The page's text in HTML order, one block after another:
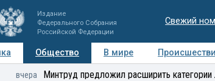
Издание
Федерального Собрания
Российской Федерации
Свежий
Общество В мире
Мнения Регионы Медиацентр
вчера Минтруд предложил расширить